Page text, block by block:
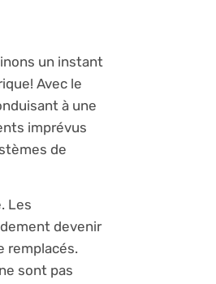
un instant
Avec le
à une
imprévus
de
Les
devenir
remplacés.
sont pas